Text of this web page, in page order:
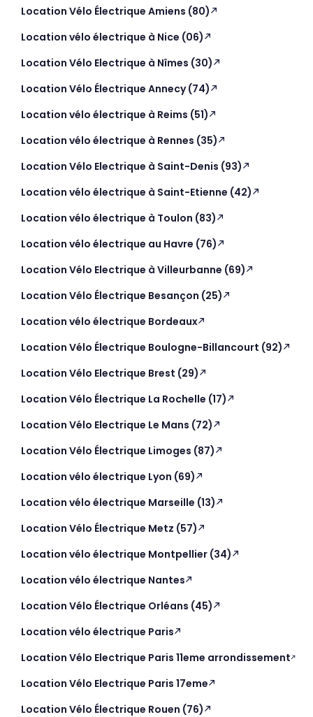
Location Vélo Électrique Amiens (80)
Location vélo électrique à Nice (06)
Location Vélo Electrique à Nîmes (30)
Location Vélo Électrique Annecy (74)
Location vélo électrique à Reims (51)
Location vélo électrique à Rennes (35)
Location Vélo Electrique à Saint-Denis (93)
Location vélo électrique à Saint-Etienne (42)
Location vélo électrique à Toulon (83)
Location vélo électrique au Havre (76)
Location Vélo Electrique à Villeurbanne (69)
Location Vélo Électrique Besançon (25)
Location vélo électrique Bordeaux
Location Vélo Électrique Boulogne-Billancourt (92)
Location Vélo Electrique Brest (29)
Location Vélo Électrique La Rochelle (17)
Location Vélo Electrique Le Mans (72)
Location Vélo Électrique Limoges (87)
Location vélo électrique Lyon (69)
Location vélo électrique Marseille (13)
Location Vélo Électrique Metz (57)
Location vélo électrique Montpellier (34)
Location vélo électrique Nantes
Location Vélo Électrique Orléans (45)
Location vélo électrique Paris
Location Vélo Electrique Paris 11eme arrondissement
Location Vélo Electrique Paris 17eme
Location Vélo Électrique Rouen (76)